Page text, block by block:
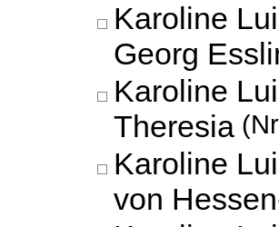
Karoline
Georg
Karoline
Theresia
Karoline
von